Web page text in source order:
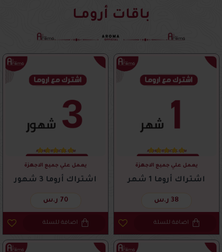
باقات أرومــا
يعمل علي جميع الاجهزة
اشتراك أروما 1 شهر
38 ر.س
اضافة للسلة
يعمل علي جميع الاجهزة
اشتراك أروما 3 شهور
70 ر.س
اضافة للسلة